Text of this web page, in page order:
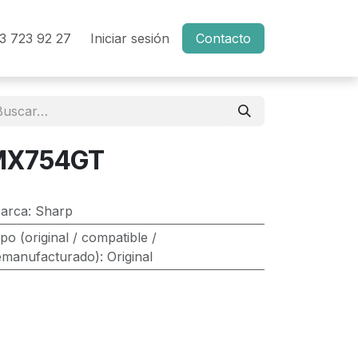
723 92 27 Iniciar sesión Contacto
: Sharp
(original / compatible /
: Original